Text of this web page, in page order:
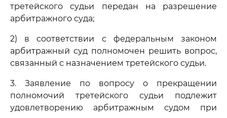
третейского судьи передан на разрешение
арбитражного суда;
2) в соответствии с федеральным законом
арбитражный суд полномочен решить вопрос,
связанный с назначением третейского судьи.
3. Заявление по вопросу о прекращении
полномочий третейского судьи подлежит
удовлетворению арбитражным судом при